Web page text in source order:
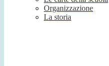
Organizzazione
La storia